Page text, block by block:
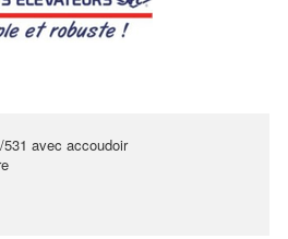
avec accoudoir